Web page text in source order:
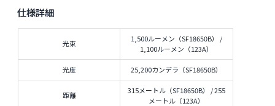
仕様詳細
光束
1,500ルーメン（SF18650B） /
1,100ルーメン（123A）
光度 25,200カンデラ（SF18650B）
距離
315メートル（SF18650B） / 255
メートル（123A）